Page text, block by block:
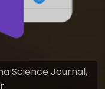
Science Journal,